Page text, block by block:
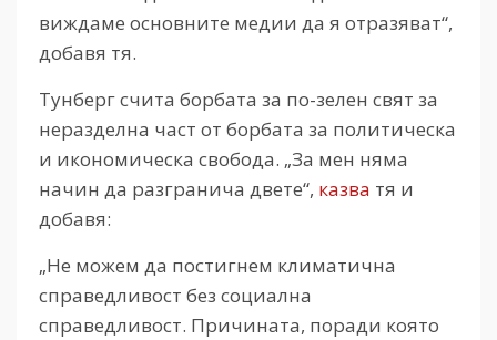
виждаме основните медии да я отразяват“,
добавя тя.
Тунберг счита борбата за по-зелен свят за
неразделна част от борбата за политическа
и икономическа свобода. „За мен няма
начин да разгранича двете“, казва тя и
добавя:
„Не можем да постигнем климатична
справедливост без социална
справедливост. Причината, поради която